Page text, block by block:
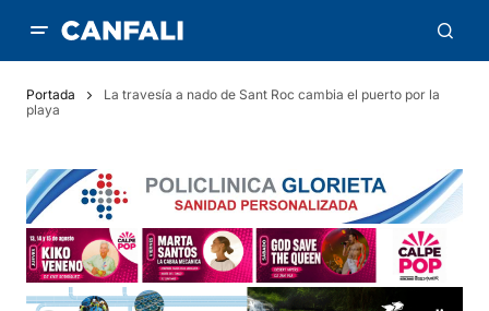
Portada
La travesía a nado de Sant Roc cambia el puerto por la
playa